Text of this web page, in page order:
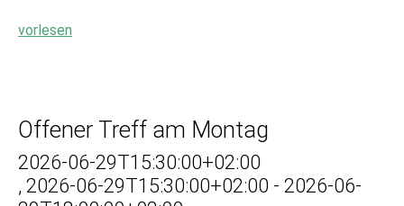
vorlesen
Offener Treff am Montag
2026-06-29T15:30:00+02:00
, 2026-06-29T15:30:00+02:00 - 2026-06-